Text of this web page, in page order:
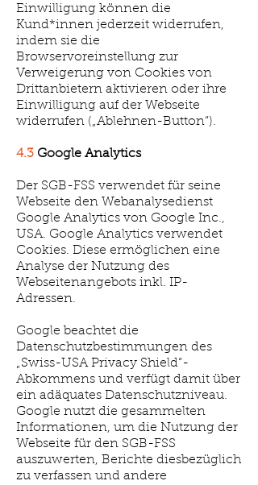
Einwilligung können die
Kund*innen jederzeit widerrufen,
indem sie die
Browservoreinstellung zur
Verweigerung von Cookies von
Drittanbietern aktivieren oder ihre
Einwilligung auf der Webseite
widerrufen („Ablehnen-Button“).
4.3 Google Analytics
Der SGB-FSS verwendet für seine
Webseite den Webanalysedienst
Google Analytics von Google Inc.,
USA. Google Analytics verwendet
Cookies. Diese ermöglichen eine
Analyse der Nutzung des
Webseitenangebots inkl. IP-
Adressen.
Google beachtet die
Datenschutzbestimmungen des
„Swiss-USA Privacy Shield“-
Abkommens und verfügt damit über
ein adäquates Datenschutzniveau.
Google nutzt die gesammelten
Informationen, um die Nutzung der
Webseite für den SGB-FSS
auszuwerten, Berichte diesbezüglich
zu verfassen und andere